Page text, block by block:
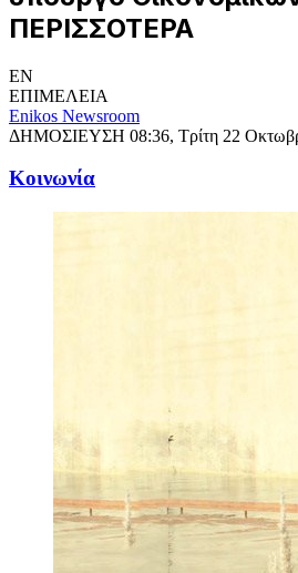
ΠΕΡΙΣΣΟΤΕΡΑ
EN
ΕΠΙΜΕΛΕΙΑ
Enikos Newsroom
ΔΗΜΟΣΙΕΥΣΗ 08:36, Τρίτη 22
Κοινωνία